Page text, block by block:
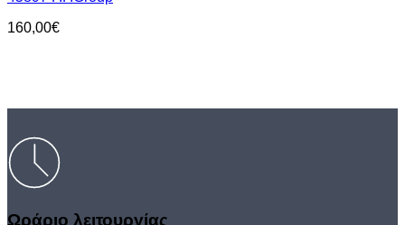
160,00€
Ωράριο λειτουργίας